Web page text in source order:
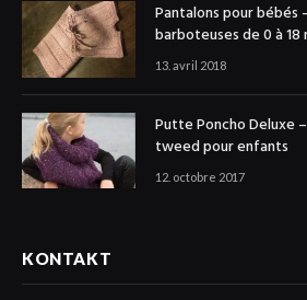
Pantalons pour bébés
barboteuses de 0 à 18
13. avril 2018
Putte Poncho Deluxe
tweed pour enfants
12. octobre 2017
KONTAKT